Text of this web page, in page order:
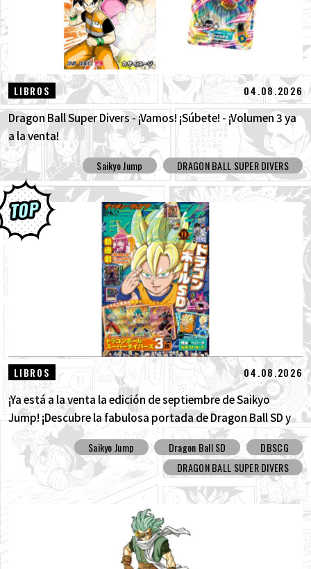
LIBROS 04.08.2026
Dragon Ball Super Divers - ¡Vamos! ¡Súbete! - ¡Volumen 3 ya
a la venta!
Saikyo Jump DRAGON BALL SUPER DIVERS
LIBROS 04.08.2026
¡Ya está a la venta la edición de septiembre de Saikyo
Jump! ¡Descubre la fabulosa portada de Dragon Ball SD y
todos los divertidos extras!
Saikyo Jump Dragon Ball SD
DBSCG
DRAGON BALL SUPER DIVERS